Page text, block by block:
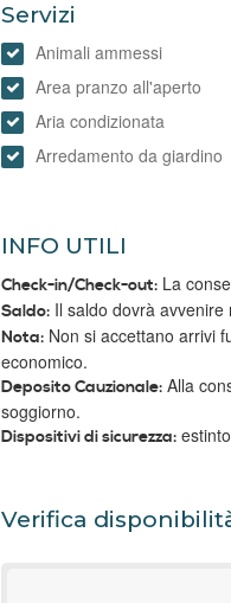
Servizi
Animali ammessi
Area pranzo all'aperto
Aria condizionata
Arredamento da giardino
INFO UTILI
Check-in/Check-out: La
Saldo: Il saldo dovrà
Nota: Non si accettano arrivi
economico.
Deposito Cauzionale: Alla
soggiorno.
Dispositivi di sicurezza:
Verifica